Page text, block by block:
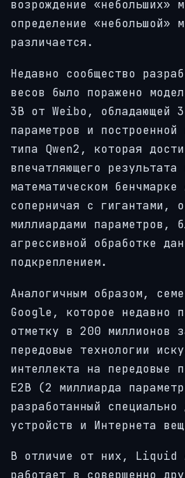
возрождение «небольших»
определение «небольшой»
различается.
Недавно сообщество
весов было поражено
3B от Weibo, обладающей
параметров и построенной
типа Qwen2, которая
впечатляющего
математическом бенчмарке
соперничая с гигантами,
миллиардами параметров,
агрессивной обработке
подкреплением.
Аналогичным образом,
Google, которое недавно
отметку в 200 миллионов
передовые технологии
интеллекта на передовые
E2B (2 миллиарда
разработанный специально
устройств и Интернета
В отличие от них, Liquid
работает в совершенно